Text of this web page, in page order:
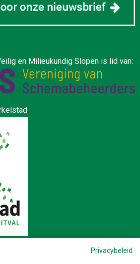
en Milieukundig Slopen is lid van:
Privacybeleid